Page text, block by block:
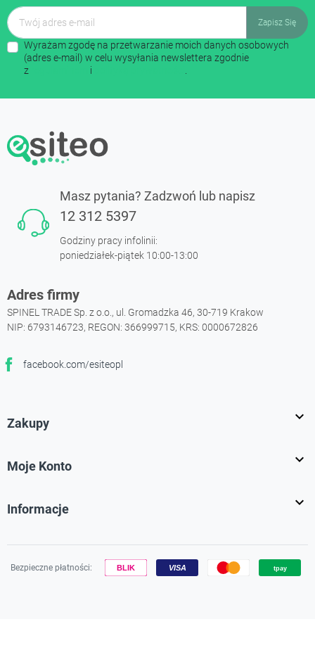
Wyrażam zgodę na przetwarzanie moich danych osobowych
(adres e-mail) w celu wysyłania newslettera zgodnie
z
i
Masz pytania? Zadzwoń lub napisz
12 312 5397
Godziny pracy infolinii:
poniedziałek-piątek 10:00-13:00
Adres firmy
SPINEL TRADE Sp. z o.o., ul. Gromadzka 46, 30-719 Krakow
NIP: 6793146723, REGON: 366999715, KRS: 0000672826
facebook.com/esiteopl
Facebook
Zakupy 
Moje Konto 
Informacje 
Bezpieczne płatności: